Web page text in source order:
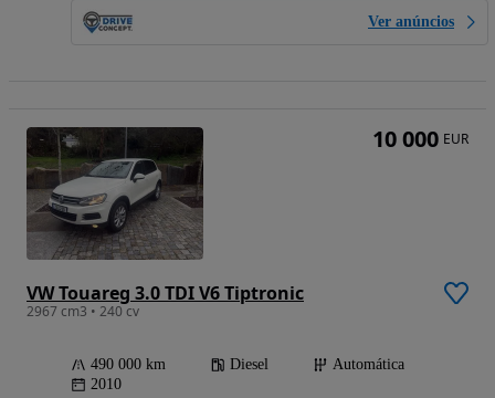
Ver anúncios
VW Touareg 3.0 TDI V6 Tiptronic
2967 cm3 • 240 cv
490 000 km Diesel
Automática
2010
10 000 EUR